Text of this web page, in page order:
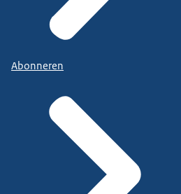
Abonneren